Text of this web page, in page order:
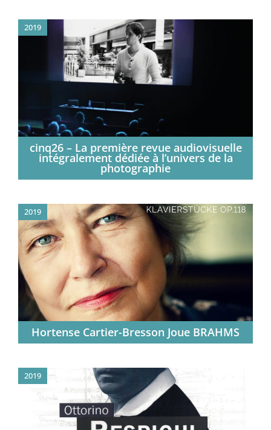
2019
cinq26 – La première revue audiovisuelle
intégralement dédiée à l’univers de la
photographie
2019
Hortense Cartier-­Bresson Joue BRAHMS
2019